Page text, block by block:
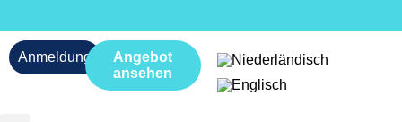
Anmeldung
Angebot
ansehen